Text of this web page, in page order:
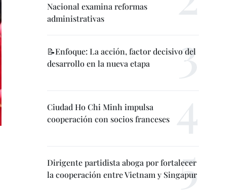
Nacional examina reformas
administrativas
📝Enfoque: La acción, factor decisivo del
desarrollo en la nueva etapa
Ciudad Ho Chi Minh impulsa
cooperación con socios franceses
Dirigente partidista aboga por fortalecer
la cooperación entre Vietnam y Singapur